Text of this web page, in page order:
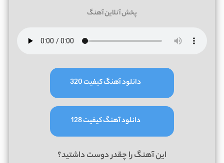
پخش آنلاین آهنگ
دانلود آهنگ کیفیت 320
دانلود آهنگ کیفیت 128
این آهنگ را چقدر دوست داشتید؟